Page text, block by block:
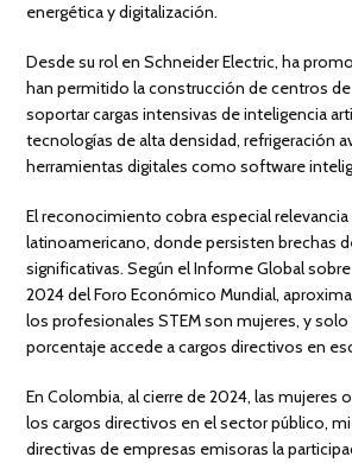
energética y digitalización.
Desde su rol en Schneider Electric, ha
han permitido la construcción de centros
soportar cargas intensivas de inteligencia
tecnologías de alta densidad, refrigeración
herramientas digitales como software
El reconocimiento cobra especial
latinoamericano, donde persisten brechas
significativas. Según el Informe Global
2024 del Foro Económico Mundial,
los profesionales STEM son mujeres, y
porcentaje accede a cargos directivos en
En Colombia, al cierre de 2024, las mujeres
los cargos directivos en el sector público,
directivas de empresas emisoras la